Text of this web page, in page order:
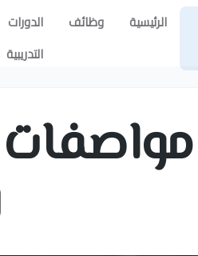
الرئيسية وظائف
الدورات
التدريبية
مواصفات